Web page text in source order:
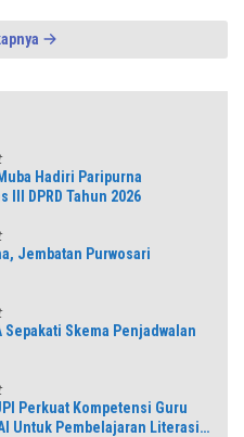
bersinergi bersama sama
desa Jonggol Jaya Jaya,”
Hadiri Paripurna
III DPRD Tahun 2026
Jembatan Purwosari
Sepakati Skema Penjadwalan
Perkuat Kompetensi Guru
Untuk Pembelajaran Literasi